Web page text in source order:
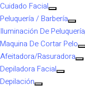
Cuidado Facial
Peluquería / Barbería
Iluminación De Peluquería
Maquina De Cortar Pelo
Afeitadora/Rasuradora
Depiladora Facial
Depilación